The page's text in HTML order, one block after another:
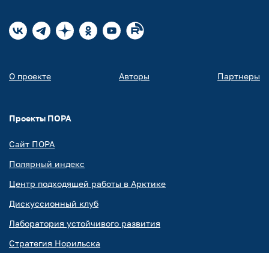
О проекте Авторы Партнеры
Проекты ПОРА
Сайт ПОРА
Полярный индекс
Центр подходящей работы в Арктике
Дискуссионный клуб
Лаборатория устойчивого развития
Стратегия Норильска